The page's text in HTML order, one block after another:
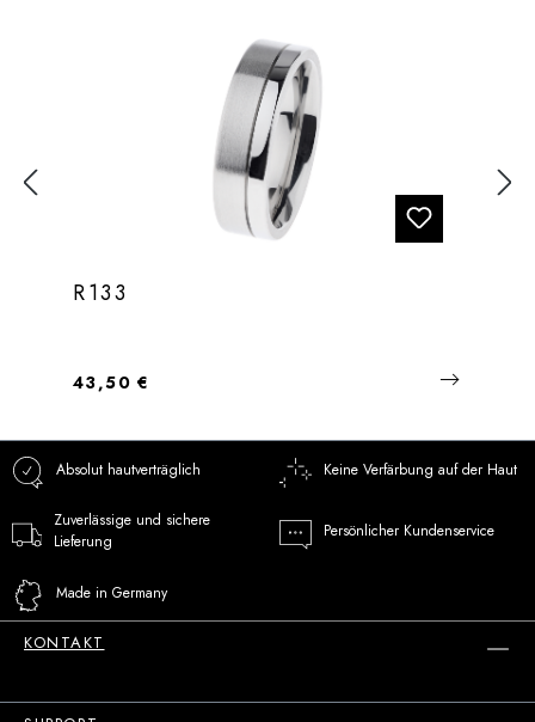
R133
Regulärer Preis:
43,50 €
Absolut hautverträglich Keine Verfärbung auf der Haut
Zuverlässige und sichere
Lieferung
Persönlicher Kundenservice
Made in Germany
KONTAKT